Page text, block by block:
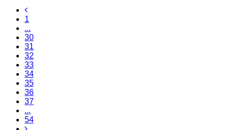
1
...
30
31
32
33
34
35
36
37
...
54